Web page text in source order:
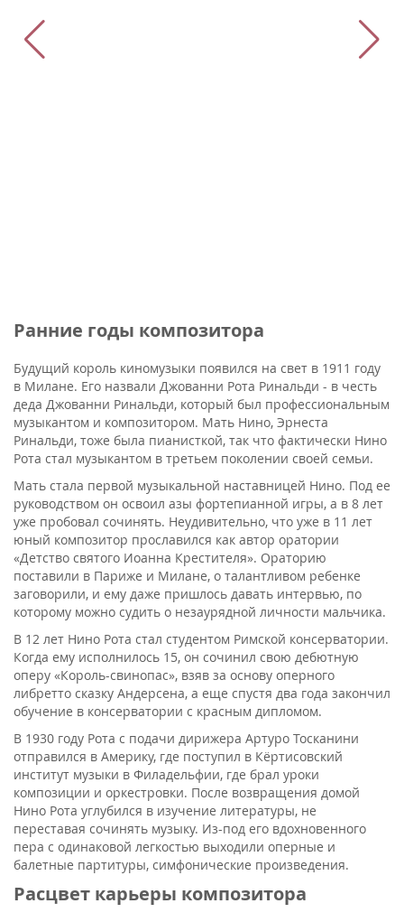
Ранние годы композитора
Будущий король киномузыки появился на свет в 1911 году
в Милане. Его назвали Джованни Рота Ринальди - в честь
деда Джованни Ринальди, который был профессиональным
музыкантом и композитором. Мать Нино, Эрнеста
Ринальди, тоже была пианисткой, так что фактически Нино
Рота стал музыкантом в третьем поколении своей семьи.
Мать стала первой музыкальной наставницей Нино. Под ее
руководством он освоил азы фортепианной игры, а в 8 лет
уже пробовал сочинять. Неудивительно, что уже в 11 лет
юный композитор прославился как автор оратории
«Детство святого Иоанна Крестителя». Ораторию
поставили в Париже и Милане, о талантливом ребенке
заговорили, и ему даже пришлось давать интервью, по
которому можно судить о незаурядной личности мальчика.
В 12 лет Нино Рота стал студентом Римской консерватории.
Когда ему исполнилось 15, он сочинил свою дебютную
оперу «Король-свинопас», взяв за основу оперного
либретто сказку Андерсена, а еще спустя два года закончил
обучение в консерватории с красным дипломом.
В 1930 году Рота с подачи дирижера Артуро Тосканини
отправился в Америку, где поступил в Кёртисовский
институт музыки в Филадельфии, где брал уроки
композиции и оркестровки. После возвращения домой
Нино Рота углубился в изучение литературы, не
переставая сочинять музыку. Из-под его вдохновенного
пера с одинаковой легкостью выходили оперные и
балетные партитуры, симфонические произведения.
Расцвет карьеры композитора